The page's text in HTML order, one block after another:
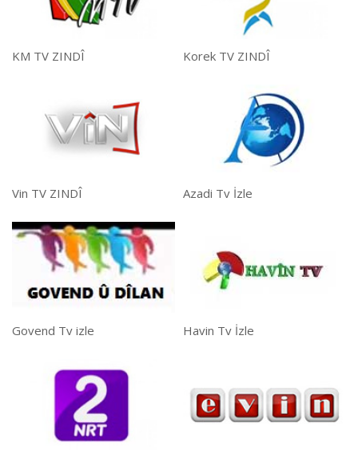
KM TV ZINDÎ Korek TV ZINDÎ
Vin TV ZINDÎ Azadi Tv İzle
Govend Tv izle Havin Tv İzle